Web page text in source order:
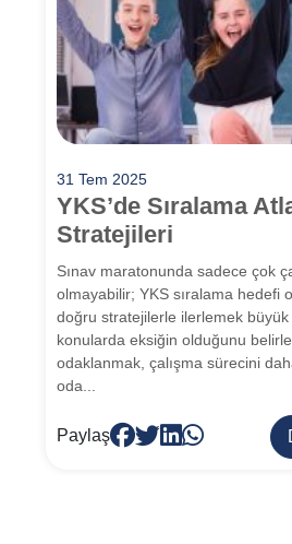
31 Tem 2025
YKS’de Sıralama
Stratejileri
Sınav maratonunda sadece çok
olmayabilir; YKS sıralama hedefi
doğru stratejilerle ilerlemek büyük
konularda eksiğin olduğunu
odaklanmak, çalışma sürecini
oda...
Paylaş